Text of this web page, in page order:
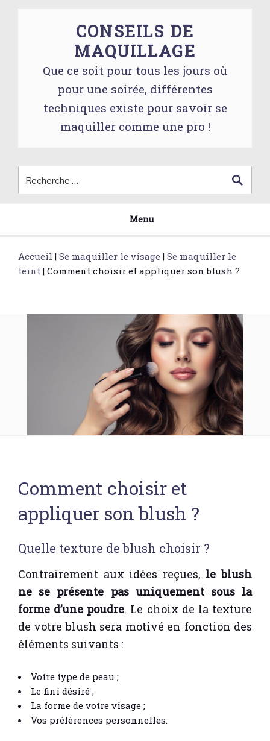
CONSEILS DE
MAQUILLAGE
Que ce soit pour tous les jours où
pour une soirée, différentes
techniques existe pour savoir se
maquiller comme une pro !
Menu
Accueil | Se maquiller le visage | Se maquiller le
teint | Comment choisir et appliquer son blush ?
Comment choisir et
appliquer son blush ?
Quelle texture de blush choisir ?
Contrairement aux idées reçues, le blush
ne se présente pas uniquement sous la
forme d’une poudre. Le choix de la texture
de votre blush sera motivé en fonction des
éléments suivants :
Votre type de peau ;
Le fini désiré ;
La forme de votre visage ;
Vos préférences personnelles.